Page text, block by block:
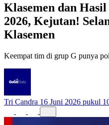
Klasemen dan
2026, Kejutan!
Klasemen
Keempat tim di grup G punya
Tri Candra 16 Juni 2026 pukul